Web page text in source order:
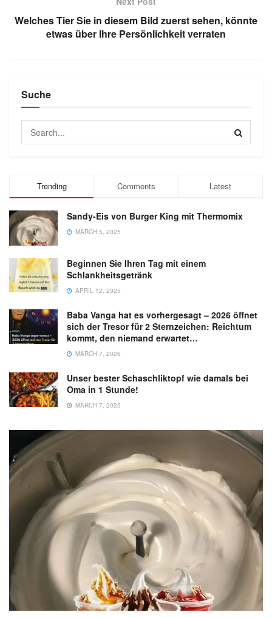
Welches Tier Sie in diesem Bild zuerst sehen, könnte
etwas über Ihre Persönlichkeit verraten
Suche
Trending Comments Latest
Sandy-Eis von Burger King mit Thermomix
MARCH 5, 2025
Beginnen Sie Ihren Tag mit einem
Schlankheitsgetränk
APRIL 12, 2025
Baba Vanga hat es vorhergesagt – 2026 öffnet
sich der Tresor für 2 Sternzeichen: Reichtum
kommt, den niemand erwartet…
MARCH 7, 2026
Unser bester Schaschliktopf wie damals bei
Oma in 1 Stunde!
MARCH 7, 2025